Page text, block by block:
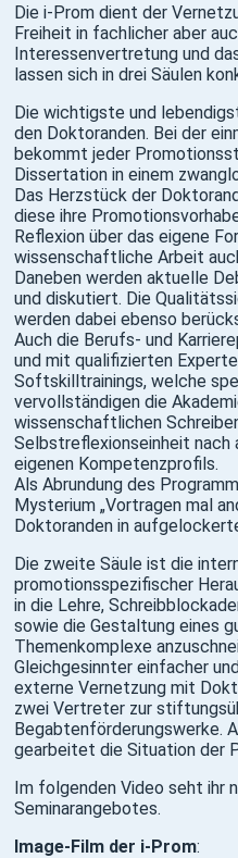
Die i-Prom dient der
Freiheit in fachlicher aber
Interessenvertretung und
lassen sich in drei Säulen
Die wichtigste und
den Doktoranden. Bei der
bekommt jeder
Dissertation in einem
Das Herzstück der
diese ihre
Reflexion über das eigene
wissenschaftliche Arbeit
Daneben werden aktuelle
und diskutiert. Die
werden dabei ebenso
Auch die Berufs- und
und mit qualifizierten
Softskilltrainings, welche
vervollständigen die
wissenschaftlichen
Selbstreflexionseinheit nach
eigenen Kompetenzprofils.
Als Abrundung des
Mysterium „Vortragen mal
Doktoranden in
Die zweite Säule ist die
promotionsspezifischer
in die Lehre,
sowie die Gestaltung eines
Themenkomplexe
Gleichgesinnter einfacher
externe Vernetzung mit
zwei Vertreter zur
Begabtenförderungswerke.
gearbeitet die Situation der
Im folgenden Video seht ihr
Seminarangebotes.
Image-Film der i-Prom: